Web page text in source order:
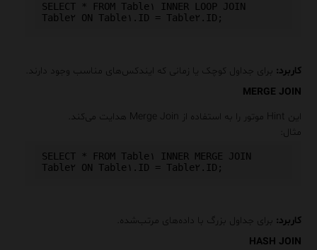
SELECT * FROM Table۱ INNER LOOP
JOIN
Table۲ ON Table۱ . ID = Table۲ . ID ;
کاربرد: برای جداول کوچک یا زمانی که ایندکس‌های مناسب وجود دارند.
MERGE JOIN
این Hint موتور را به استفاده از
Merge Join هدایت می‌کند.
مثال
SELECT * FROM Table۱ INNER MERGE
JOIN
Table۲ ON Table۱ . ID = Table۲ . ID ;
کاربرد: برای جداول بزرگ با داده‌های مرتب‌شده.
HASH JOIN